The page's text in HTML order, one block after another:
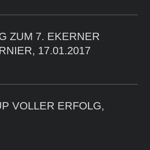
ZUM 7. EKERNER
17.01.2017
VOLLER ERFOLG,